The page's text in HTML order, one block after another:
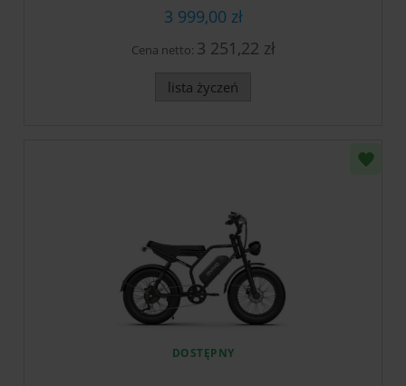
3 999,00 zł
Cena netto: 3 251,22 zł
lista życzeń
DOSTĘPNY